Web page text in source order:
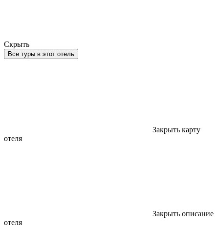
Скрыть
Все туры в этот отель
Закрыть карту
отеля
Закрыть описание
отеля